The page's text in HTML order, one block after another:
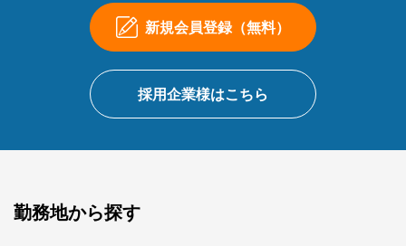
新規会員登録（無料）
採用企業様はこちら
勤務地から探す